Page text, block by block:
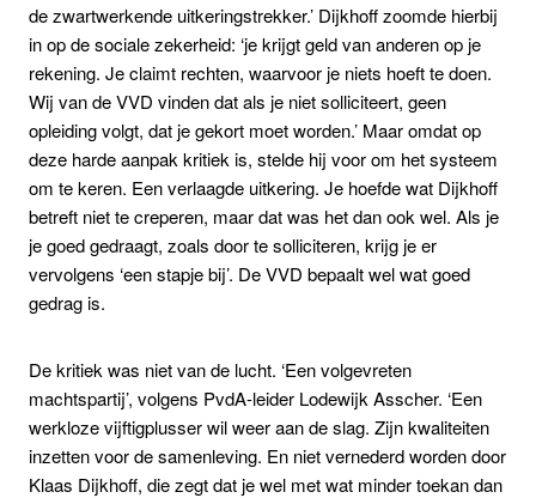
de zwartwerkende uitkeringstrekker.’ Dijkhoff zoomde hierbij
in op de sociale zekerheid: ‘je krijgt geld van anderen op je
rekening. Je claimt rechten, waarvoor je niets hoeft te doen.
Wij van de VVD vinden dat als je niet solliciteert, geen
opleiding volgt, dat je gekort moet worden.’ Maar omdat op
deze harde aanpak kritiek is, stelde hij voor om het systeem
om te keren. Een verlaagde uitkering. Je hoefde wat Dijkhoff
betreft niet te creperen, maar dat was het dan ook wel. Als je
je goed gedraagt, zoals door te solliciteren, krijg je er
vervolgens ‘een stapje bij’. De VVD bepaalt wel wat goed
gedrag is.
De kritiek was niet van de lucht. ‘Een volgevreten
machtspartij’, volgens PvdA-leider Lodewijk Asscher. ‘Een
werkloze vijftigplusser wil weer aan de slag. Zijn kwaliteiten
inzetten voor de samenleving. En niet vernederd worden door
Klaas Dijkhoff, die zegt dat je wel met wat minder toekan dan